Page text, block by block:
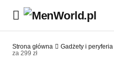
Strona główna Gadżety i peryferia
za 299 zł